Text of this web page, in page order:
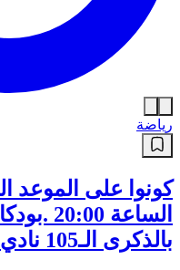
رياضة
كونوا على الموعد
الساعة
بالذكرى الـ105 نادي مولودية الجزائر.